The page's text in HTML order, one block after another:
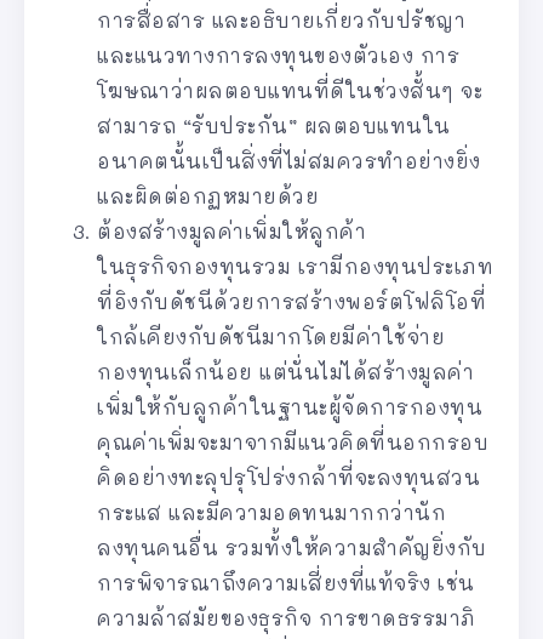
การสื่อสาร และอธิบายเกี่ยวกับปรัชญา
และแนวทางการลงทุนของตัวเอง การ
โฆษณาว่าผลตอบแทนที่ดีในช่วงสั้นๆ จะ
สามารถ “รับประกัน” ผลตอบแทนใน
อนาคตนั้นเป็นสิ่งที่ไม่สมควรทำอย่างยิ่ง
และผิดต่อกฏหมายด้วย
ต้องสร้างมูลค่าเพิ่มให้ลูกค้า
ในธุรกิจกองทุนรวม เรามีกองทุนประเภท
ที่อิงกับดัชนีด้วยการสร้างพอร์ตโฟลิโอที่
ใกล้เคียงกับดัชนีมากโดยมีค่าใช้จ่าย
กองทุนเล็กน้อย แต่นั่นไม่ได้สร้างมูลค่า
เพิ่มให้กับลูกค้าในฐานะผู้จัดการกองทุน
คุณค่าเพิ่มจะมาจากมีแนวคิดที่นอกกรอบ
คิดอย่างทะลุปรุโปร่งกล้าที่จะลงทุนสวน
กระแส และมีความอดทนมากกว่านัก
ลงทุนคนอื่น รวมทั้งให้ความสำคัญยิ่งกับ
การพิจารณาถึงความเสี่ยงที่แท้จริง เช่น
ความล้าสมัยของธุรกิจ การขาดธรรมาภิ